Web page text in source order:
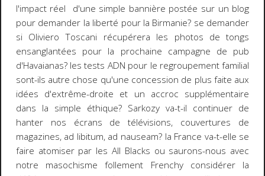
l'impact réel d'une simple bannière postée sur un blog
pour demander la liberté pour la Birmanie? se demander
si Oliviero Toscani récupérera les photos de tongs
ensanglantées pour la prochaine campagne de pub
d'Havaianas? les tests ADN pour le regroupement familial
sont-ils autre chose qu'une concession de plus faite aux
idées d'extrême-droite et un accroc supplémentaire
dans la simple éthique? Sarkozy va-t-il continuer de
hanter nos écrans de télévisions, couvertures de
magazines, ad libitum, ad nauseam? la France va-t-elle se
faire atomiser par les All Blacks ou saurons-nous avec
notre masochisme follement Frenchy considérer la